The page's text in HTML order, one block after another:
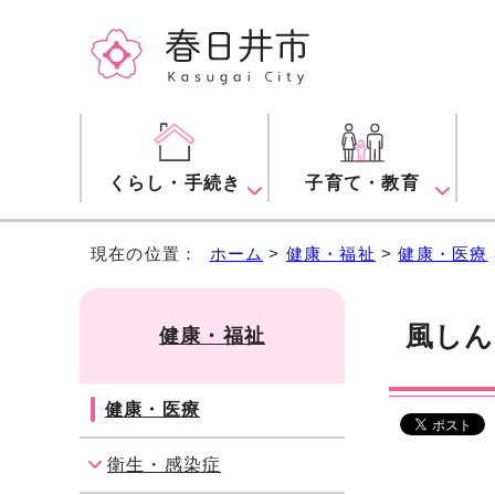
くらし・手続き 子育て・教育
現在の位置： ホーム > 健康・福祉 >健康・医療
風し
健康・福祉
健康・医療
衛生・感染症